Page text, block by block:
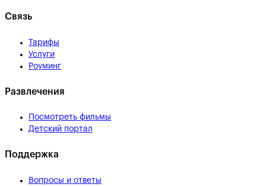
Связь
Тарифы
Услуги
Роуминг
Развлечения
Посмотреть фильмы
Детский портал
Поддержка
Вопросы и ответы